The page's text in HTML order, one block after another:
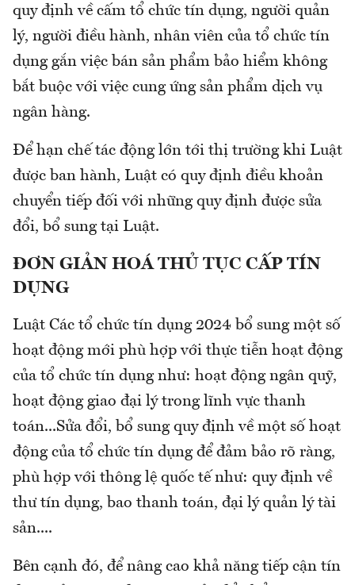
quy định về cấm tổ chức tín dụng, người quản
lý, người điều hành, nhân viên của tổ chức tín
dụng gắn việc bán sản phẩm bảo hiểm không
bắt buộc với việc cung ứng sản phẩm dịch vụ
ngân hàng.
Để hạn chế tác động lớn tới thị trường khi Luật
được ban hành, Luật có quy định điều khoản
chuyển tiếp đối với những quy định được sửa
đổi, bổ sung tại Luật.
ĐƠN GIẢN HOÁ THỦ TỤC CẤP TÍN
DỤNG
Luật Các tổ chức tín dụng 2024 bổ sung một số
hoạt động mới phù hợp với thực tiễn hoạt động
của tổ chức tín dụng như: hoạt động ngân quỹ,
hoạt động giao đại lý trong lĩnh vực thanh
toán...Sửa đổi, bổ sung quy định về một số hoạt
động của tổ chức tín dụng để đảm bảo rõ ràng,
phù hợp với thông lệ quốc tế như: quy định về
thư tín dụng, bao thanh toán, đại lý quản lý tài
sản....
Bên cạnh đó, để nâng cao khả năng tiếp cận tín